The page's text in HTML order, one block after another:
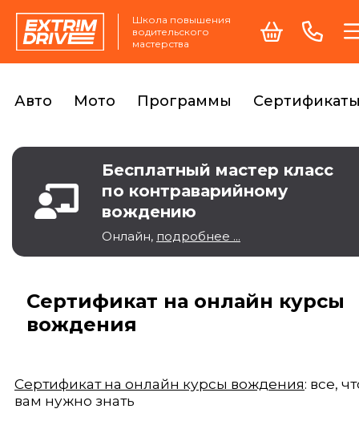
Школа повышения
водительского
мастерства
Авто Мото Программы
Бесплатный мастер класс
по контраварийному
вождению
Онлайн, подробнее ...
Сертификат на онлайн курсы
вождения
Сертификат на онлайн курсы вождения: все,
вам нужно знать